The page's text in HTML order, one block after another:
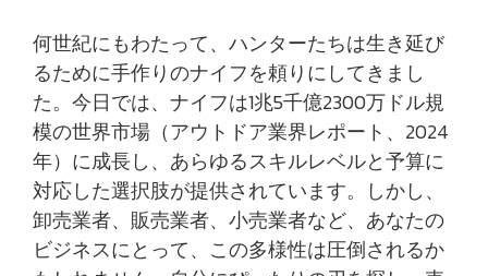
何世紀にもわたって、ハンターたちは生き延び
るために手作りのナイフを頼りにしてきまし
た。今日では、ナイフは1兆5千億2300万ドル規
模の世界市場（アウトドア業界レポート、2024
年）に成長し、あらゆるスキルレベルと予算に
対応した選択肢が提供されています。しかし、
卸売業者、販売業者、小売業者など、あなたの
ビジネスにとって、この多様性は圧倒されるか